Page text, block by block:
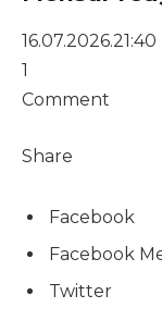
16.07.2026.21:40
1
Comment
Share
Facebook
Facebook
Twitter